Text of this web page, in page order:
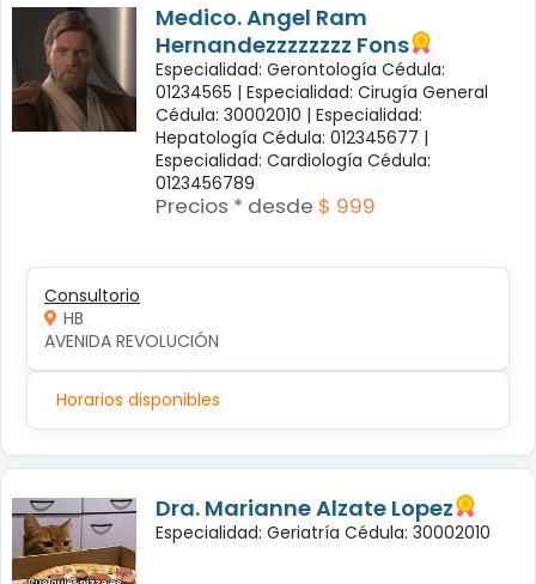
Medico. Angel Ram
Hernandezzzzzzzz Fons
Especialidad: Gerontología Cédula:
01234565 | Especialidad: Cirugía General
Cédula: 30002010 | Especialidad:
Hepatología Cédula: 012345677 |
Especialidad: Cardiología Cédula:
0123456789
Precios * desde $ 999
Consultorio
HB
AVENIDA REVOLUCIÓN
Horarios disponibles
Dra. Marianne Alzate Lopez
Especialidad: Geriatría Cédula: 30002010